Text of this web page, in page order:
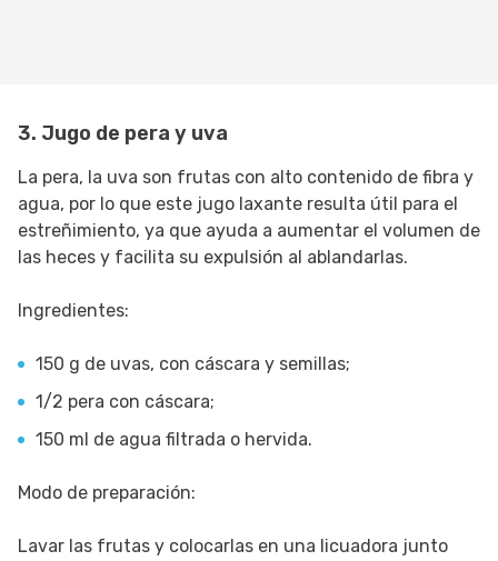
3. Jugo de pera y uva
La pera, la uva son frutas con alto contenido de fibra y
agua, por lo que este jugo laxante resulta útil para el
estreñimiento, ya que ayuda a aumentar el volumen de
las heces y facilita su expulsión al ablandarlas.
Ingredientes:
150 g de uvas, con cáscara y semillas;
1/2 pera con cáscara;
150 ml de agua filtrada o hervida.
Modo de preparación:
Lavar las frutas y colocarlas en una licuadora junto